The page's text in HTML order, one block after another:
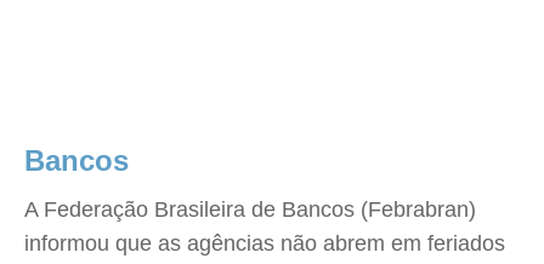
Bancos
A Federação Brasileira de Bancos (Febrabran)
informou que as agências não abrem em feriados